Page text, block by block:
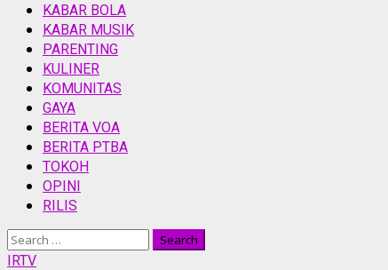
KABAR BOLA
KABAR MUSIK
PARENTING
KULINER
KOMUNITAS
GAYA
BERITA VOA
BERITA PTBA
TOKOH
OPINI
RILIS
Search
for:
IRTV